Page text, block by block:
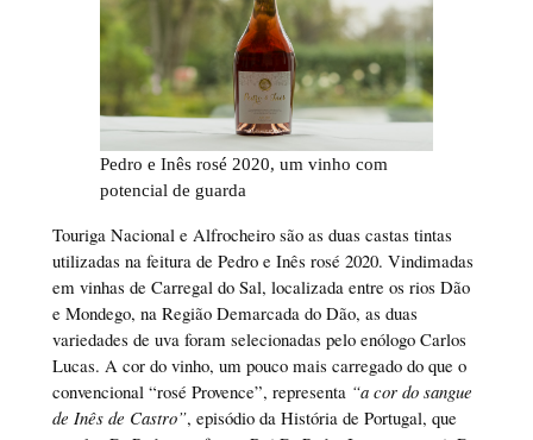
Pedro e Inês rosé 2020, um vinho com
potencial de guarda
Touriga Nacional e Alfrocheiro são as duas castas tintas
utilizadas na feitura de Pedro e Inês rosé 2020. Vindimadas
em vinhas de Carregal do Sal, localizada entre os rios Dão
e Mondego, na Região Demarcada do Dão, as duas
variedades de uva foram selecionadas pelo enólogo Carlos
Lucas. A cor do vinho, um pouco mais carregado do que o
convencional “rosé Provence”, representa “a cor do sangue
de Inês de Castro”, episódio da História de Portugal, que